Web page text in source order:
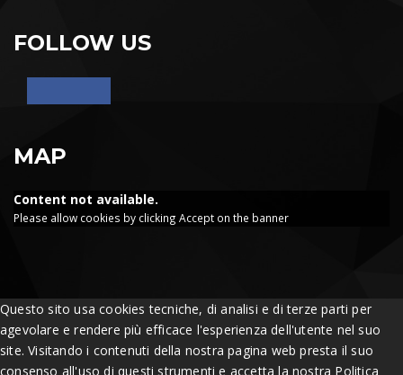
FOLLOW US
MAP
Content not available.
Please allow cookies by clicking Accept on the banner
Questo sito usa cookies tecniche, di analisi e di terze parti per
agevolare e rendere più efficace l'esperienza dell'utente nel suo
site. Visitando i contenuti della nostra pagina web presta il suo
consenso all'uso di questi strumenti e accetta la nostra Politica